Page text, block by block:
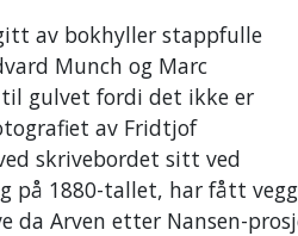
av bokhyller stappfulle
Munch og Marc
gulvet fordi det ikke er
av Fridtjof
skrivebordet sitt ved
på 1880-tallet, har fått
da Arven etter Nansen-